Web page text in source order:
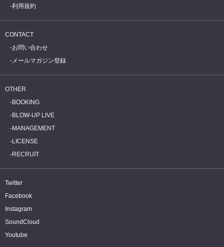
利用規約
CONTACT
お問い合わせ
メールマガジン登録
OTHER
BOOKING
BLOW-UP LIVE
MANAGEMENT
LICENSE
RECRUIT
Twitter
Facebook
Instagram
SoundCloud
Youtube